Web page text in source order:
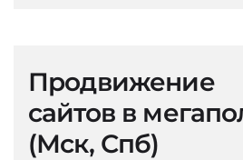
Продвижение
сайтов в
(Мск, Спб)